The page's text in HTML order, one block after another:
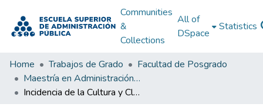
Communities
&
Collections
All of
DSpace
Statistics
Home Trabajos de Grado
Facultad de Posgrado
Maestría en Administración Pública
Incidencia de la Cultura y Clima Organizacional en el Desempeño Laboral de los Empleados Públicos. Alcaldías de Siachoque y Jenesano del Departamento de Boyacá: 2020-2022